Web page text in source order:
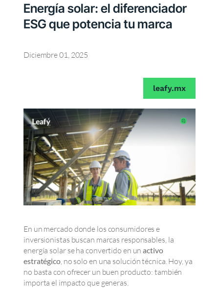
Energía solar: el diferenciador
ESG que potencia tu marca
Diciembre 01, 2025
leafy.mx
En un mercado donde los consumidores e
inversionistas buscan marcas responsables, la
energía solar se ha convertido en unactivo
estratégico, no solo en una solución técnica. Hoy, ya
no basta con ofrecer un buen producto: también
importa el impacto que generas.